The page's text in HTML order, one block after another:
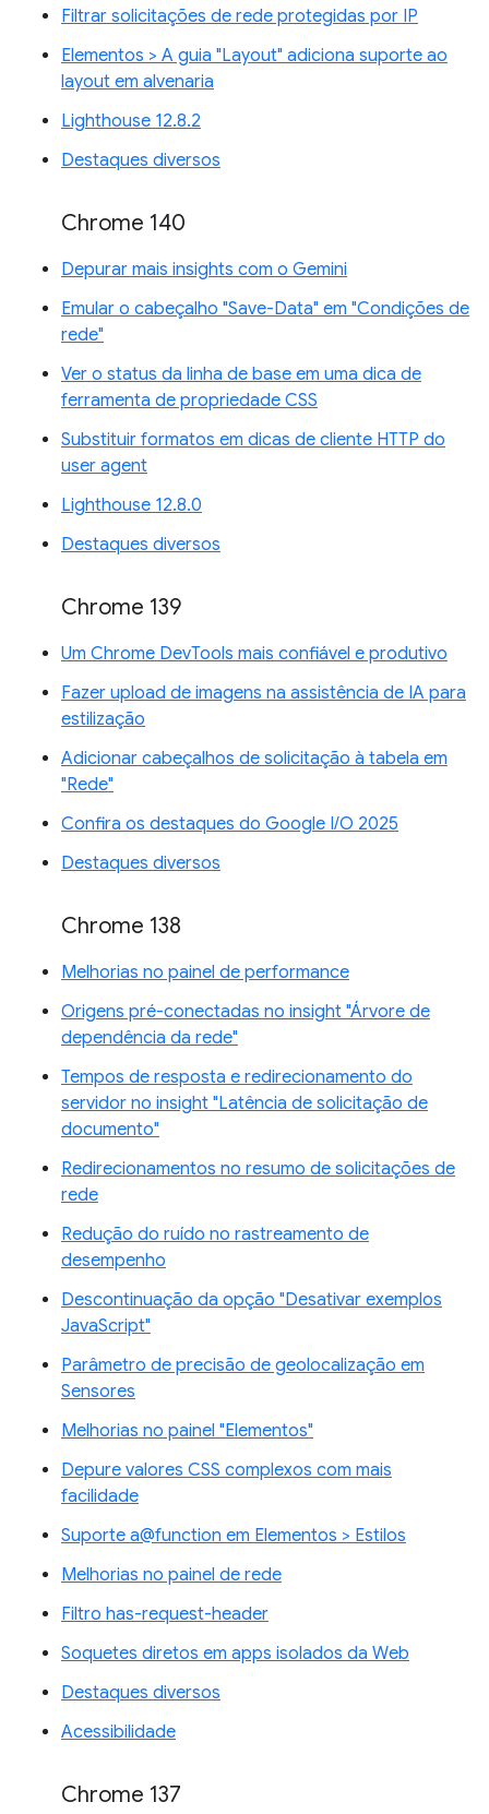
Filtrar solicitações de rede protegidas por IP
Elementos > A guia "Layout" adiciona suporte ao
layout em alvenaria
Lighthouse 12.8.2
Destaques diversos
Chrome 140
Depurar mais insights com o Gemini
Emular o cabeçalho "Save-Data" em "Condições de
rede"
Ver o status da linha de base em uma dica de
ferramenta de propriedade CSS
Substituir formatos em dicas de cliente HTTP do
user agent
Lighthouse 12.8.0
Destaques diversos
Chrome 139
Um Chrome DevTools mais confiável e produtivo
Fazer upload de imagens na assistência de IA para
estilização
Adicionar cabeçalhos de solicitação à tabela em
"Rede"
Confira os destaques do Google I/O 2025
Destaques diversos
Chrome 138
Melhorias no painel de performance
Origens pré-conectadas no insight "Árvore de
dependência da rede"
Tempos de resposta e redirecionamento do
servidor no insight "Latência de solicitação de
documento"
Redirecionamentos no resumo de solicitações de
rede
Redução do ruído no rastreamento de
desempenho
Descontinuação da opção "Desativar exemplos
JavaScript"
Parâmetro de precisão de geolocalização em
Sensores
Melhorias no painel "Elementos"
Depure valores CSS complexos com mais
facilidade
Suporte a@function em Elementos > Estilos
Melhorias no painel de rede
Filtro has-request-header
Soquetes diretos em apps isolados da Web
Destaques diversos
Acessibilidade
Chrome 137